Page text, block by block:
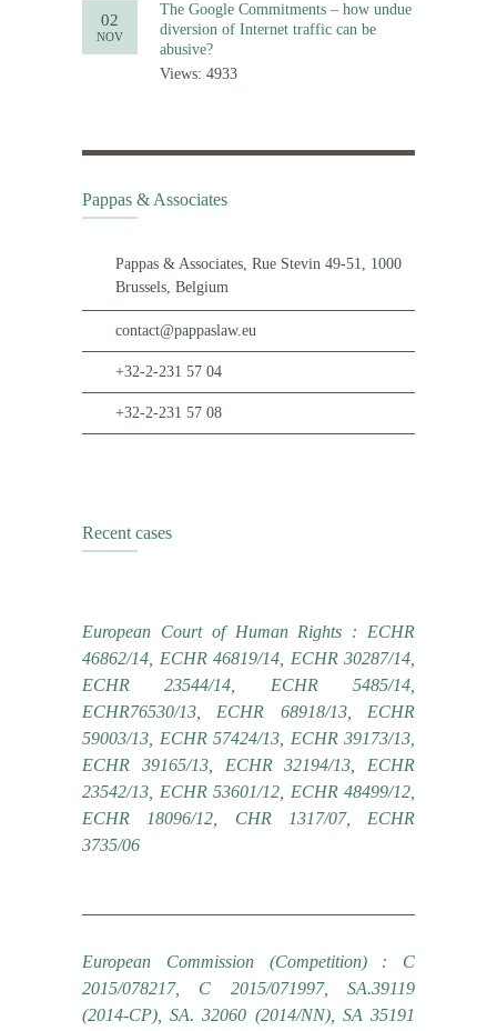
02
NOV
The Google Commitments – how undue
diversion of Internet traffic can be
abusive?
Views: 4933
Pappas & Associates
Pappas & Associates, Rue Stevin 49-51, 1000
Brussels, Belgium
contact@pappaslaw.eu
+32-2-231 57 04
+32-2-231 57 08
Recent cases
European Court of Human Rights : ECHR
46862/14, ECHR 46819/14, ECHR 30287/14,
ECHR 23544/14, ECHR 5485/14,
ECHR76530/13, ECHR 68918/13, ECHR
59003/13, ECHR 57424/13, ECHR 39173/13,
ECHR 39165/13, ECHR 32194/13, ECHR
23542/13, ECHR 53601/12, ECHR 48499/12,
ECHR 18096/12, CHR 1317/07, ECHR
3735/06
European Commission (Competition) : C
2015/078217, C 2015/071997, SA.39119
(2014-CP), SA. 32060 (2014/NN), SA 35191